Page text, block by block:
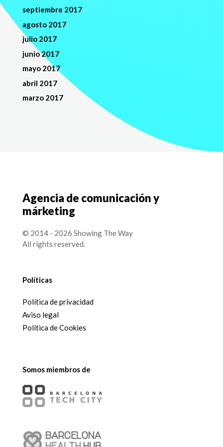
septiembre 2017
agosto 2017
julio 2017
junio 2017
mayo 2017
abril 2017
marzo 2017
Agencia de comunicación y
márketing
© 2014 - 2026 Showing The Way
All rights reserved.
Políticas
Política de privacidad
Aviso legal
Política de Cookies
Somos miembros de